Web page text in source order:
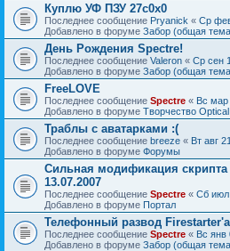
Куплю УФ ПЗУ 27с0х0
Последнее сообщение Pryanick « Ср
Добавлено в форуме Забор (общая
День Рождения Spectre!
Последнее сообщение Valeron « Ср сен
Добавлено в форуме Забор (общая
FreeLOVE
Последнее сообщение Spectre « Вс мар
Добавлено в форуме Творчество
Траблы с аватарками :(
Последнее сообщение breeze « Вт авг
Добавлено в форуме Форумы
Сильная модификация скрипта
13.07.2007
Последнее сообщение Spectre « Сб июл
Добавлено в форуме Портал
Телефонный развод Firestarter'а
Последнее сообщение Spectre « Вс янв
Добавлено в форуме Забор (общая